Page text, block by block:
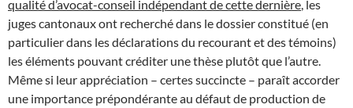
qualité d’avocat-conseil indépendant de cette dernière , les
juges cantonaux ont recherché dans le dossier constitué (en
particulier dans les déclarations du recourant et des témoins)
les éléments pouvant créditer une thèse plutôt que l’autre.
Même si leur appréciation – certes succincte – paraît accorder
une importance prépondérante au défaut de production de